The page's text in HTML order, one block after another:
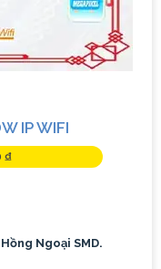
IP WIFI
₫
Ngoại SMD.